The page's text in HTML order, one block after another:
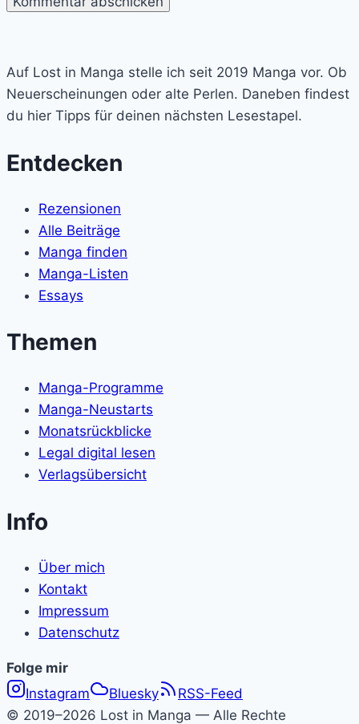
Manga
Auf Lost in Manga stelle ich seit 2019 Manga vor. Ob
Neuerscheinungen oder alte Perlen. Daneben findest
du hier Tipps für deinen nächsten Lesestapel.
Entdecken
Rezensionen
Alle Beiträge
Manga finden
Manga-Listen
Essays
Themen
Manga-Programme
Manga-Neustarts
Monatsrückblicke
Legal digital lesen
Verlagsübersicht
Info
Über mich
Kontakt
Impressum
Datenschutz
Folge
Lost
Folge mir
Instagram
Bluesky
RSS-Feed
© 2019–2026 Lost in Manga — Alle Rechte